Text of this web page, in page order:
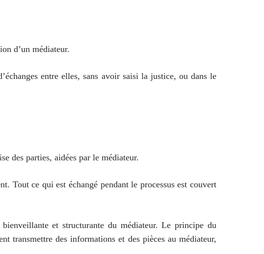
d’un médiateur.
entre elles, sans avoir saisi la justice, ou dans le
des parties, aidées par le médiateur.
Tout ce qui est échangé pendant le processus est couvert
et structurante du médiateur. Le principe du
transmettre des informations et des pièces au médiateur,